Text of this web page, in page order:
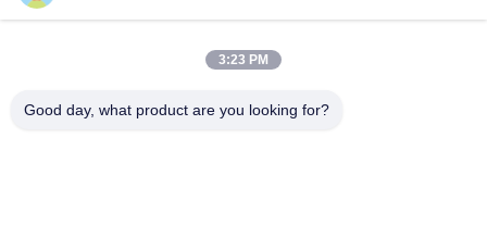
Продукция
Наша Фабрика
3:23 PM
Good day, what product are you looking for?